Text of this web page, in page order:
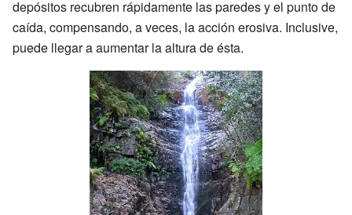
depósitos recubren rápidamente las paredes y el punto de
caída, compensando, a veces, la acción erosiva. Inclusive,
puede llegar a aumentar la altura de ésta.